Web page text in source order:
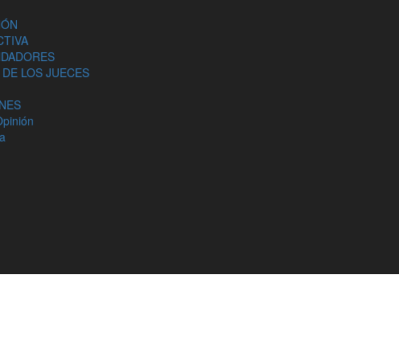
LOS JUECES
a la Plataforma Cívica por la Independencia Judicial.
del Consejo General del Poder Judicial, entre otras
video de la entrevista completa.